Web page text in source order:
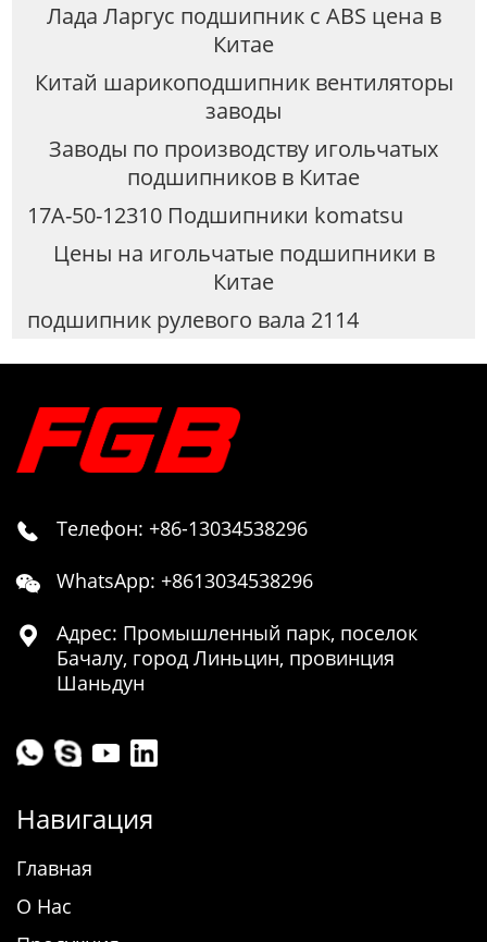
Лада Ларгус подшипник с ABS цена в
Китае
Китай шарикоподшипник вентиляторы
заводы
Заводы по производству игольчатых
подшипников в Китае
17A-50-12310 Подшипники komatsu
Цены на игольчатые подшипники в
Китае
подшипник рулевого вала 2114
 Телефон: +86-13034538296
 WhatsApp: +8613034538296

Адрес: Промышленный парк, поселок
Бачалу, город Линьцин, провинция
Шаньдун
Навигация
Главная
О Нас